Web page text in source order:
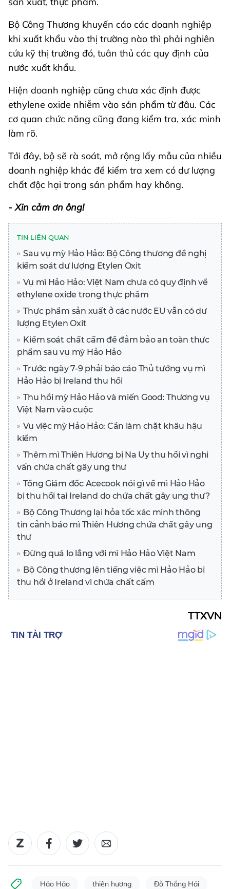
Bộ Công Thương khuyến cáo các doanh nghiệp
khi xuất khẩu vào thị trường nào thì phải nghiên
cứu kỹ thị trường đó, tuân thủ các quy định của
nước xuất khẩu.
Hiện doanh nghiệp cũng chưa xác định được
ethylene oxide nhiễm vào sản phẩm từ đâu. Các
cơ quan chức năng cũng đang kiểm tra, xác minh
làm rõ.
Tới đây, bộ sẽ rà soát, mở rộng lấy mẫu của nhiều
doanh nghiệp khác để kiểm tra xem có dư lượng
chất độc hại trong sản phẩm hay không.
- Xin cảm ơn ông!
TIN LIÊN QUAN
Sau vụ mỳ Hảo Hảo: Bộ Công thương đề nghị
kiểm soát dư lượng Etylen Oxit
Vụ mì Hảo Hảo: Việt Nam chưa có quy định về
ethylene oxide trong thực phẩm
Thực phẩm sản xuất ở các nước EU vẫn có dư
lượng Etylen Oxit
Kiểm soát chất cấm để đảm bảo an toàn thực
phẩm sau vụ mỳ Hảo Hảo
Trước ngày 7-9 phải báo cáo Thủ tướng vụ mì
Hảo Hảo bị Ireland thu hồi
Thu hồi mỳ Hảo Hảo và miến Good: Thương vụ
Việt Nam vào cuộc
Vụ việc mỳ Hảo Hảo: Cần làm chặt khâu hậu
kiểm
Thêm mì Thiên Hương bị Na Uy thu hồi vì nghi
vấn chứa chất gây ung thư
Tổng Giám đốc Acecook nói gì về mì Hảo Hảo
bị thu hồi tại Ireland do chứa chất gây ung thư?
Bộ Công Thương lại hỏa tốc xác minh thông
tin cảnh báo mì Thiên Hương chứa chất gây ung
thư
Đừng quá lo lắng với mì Hảo Hảo Việt Nam
Bộ Công thương lên tiếng việc mì Hảo Hảo bị
thu hồi ở Ireland vì chứa chất cấm
TTXVN
Hảo Hảo thiên hương Đỗ Thắng Hải